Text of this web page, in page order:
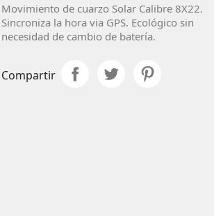
Movimiento de cuarzo Solar Calibre 8X22.
Sincroniza la hora via GPS. Ecológico sin
necesidad de cambio de batería.
Compartir